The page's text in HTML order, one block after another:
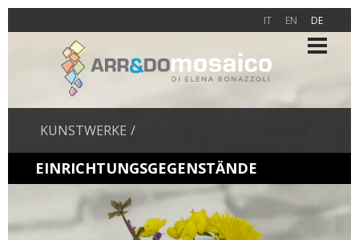
IT EN DE
KUNSTWERKE
EINRICHTUNGSGEGENSTÄNDE